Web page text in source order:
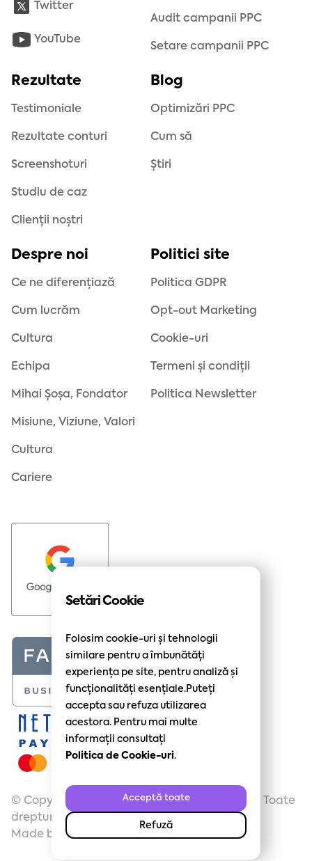
Twitter
YouTube
Audit campanii PPC
Setare campanii PPC
Rezultate
Testimoniale
Rezultate conturi
Screenshoturi
Studiu de caz
Clienții noștri
Blog
Optimizări PPC
Cum să
Știri
Despre noi
Ce ne diferențiază
Cum lucrăm
Cultura
Echipa
Mihai Șoșa, Fondator
Misiune, Viziune, Valori
Cultura
Cariere
Politici site
Politica GDPR
Opt-out Marketing
Cookie-uri
Termeni și condiții
Politica Newsletter
© Copyright 2025 Maximize Ecommerce SRL. Toate
drepturile rezervate.
Made by
dmascioli
Setări Cookie
Folosim cookie-uri și tehnologii
similare pentru a îmbunătăți
experiența pe site, pentru analiză și
funcționalități esențiale.Puteți
accepta sau refuza utilizarea
acestora. Pentru mai multe
informații consultați
Politica de Cookie-uri.
Acceptă toate
Refuză